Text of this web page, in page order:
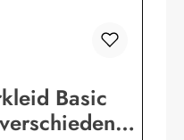
Basic